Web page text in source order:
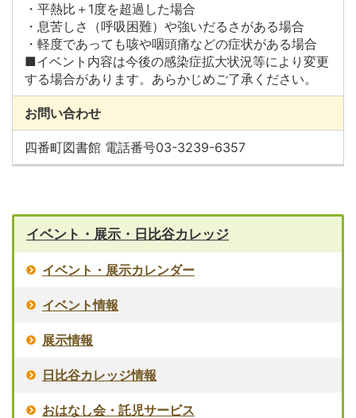
・平熱比＋1度を超過した場合
・息苦しさ（呼吸困難）や強いだるさがある場合
・軽度であっても咳や咽頭痛などの症状がある場合
■イベント内容は今後の感染症拡大状況等により変更
する場合があります。あらかじめご了承ください。
お問い合わせ
四番町図書館 電話番号03-3239-6357
イベント・展示・日比谷カレッジ
イベント・展示カレンダー
イベント情報
展示情報
日比谷カレッジ情報
おはなし会・託児サービス